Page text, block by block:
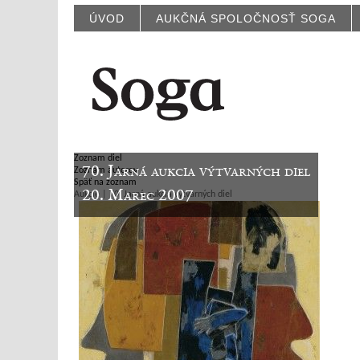
ÚVOD AUKČNÁ SPOLOČNOSŤ SOGA
70. Jarná aukcia výtvarných diel
20. Marec 2007
Zoznam diel
Zoznam autorov
Späť na zoznam
Aukcie | 70. Jarná aukcia výtvarných diel